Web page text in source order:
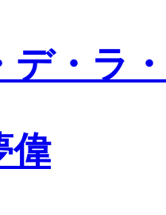
デ・ラ
偉